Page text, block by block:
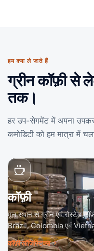
हम क्या ले जाते हैं
ग्रीन कॉफ़ी से
तक।
हर उप-सेगमेंट में अपना
कमोडिटी को हम मात्रा में
कॉफ़ी
मूल स्थान से ग्रीन एवं रोस्टेड
Brazil, Colombia एवं
कॉफ़ी लॉजिस्टिक्स